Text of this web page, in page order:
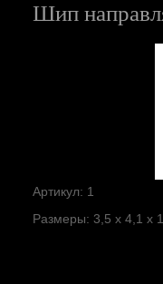
Шип
Артикул: 1
Размеры: 3,5 х 4,1 х